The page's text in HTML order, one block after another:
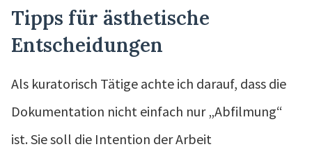
Tipps für ästhetische
Entscheidungen
Als kuratorisch Tätige achte ich darauf, dass die
Dokumentation nicht einfach nur „Abfilmung“
ist. Sie soll die Intention der Arbeit